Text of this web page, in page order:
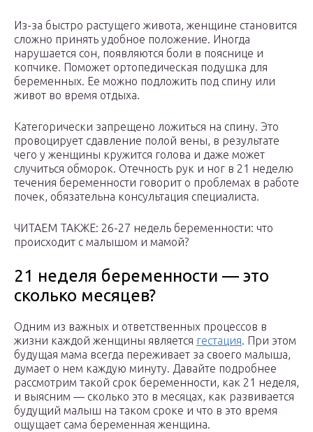
Из-за быстро растущего живота, женщине становится
сложно принять удобное положение. Иногда
нарушается сон, появляются боли в пояснице и
копчике. Поможет ортопедическая подушка для
беременных. Ее можно подложить под спину или
живот во время отдыха.
Категорически запрещено ложиться на спину. Это
провоцирует сдавление полой вены, в результате
чего у женщины кружится голова и даже может
случиться обморок. Отечность рук и ног в 21 неделю
течения беременности говорит о проблемах в работе
почек, обязательна консультация специалиста.
ЧИТАЕМ ТАКЖЕ: 26-27 недель беременности: что
происходит с малышом и мамой?
21 неделя беременности — это
сколько месяцев?
Одним из важных и ответственных процессов в
жизни каждой женщины является гестация. При этом
будущая мама всегда переживает за своего малыша,
думает о нем каждую минуту. Давайте подробнее
рассмотрим такой срок беременности, как 21 неделя,
и выясним — сколько это в месяцах, как развивается
будущий малыш на таком сроке и что в это время
ощущает сама беременная женщина.